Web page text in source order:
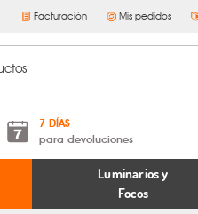
Facturación Mis pedidos
7 DÍAS
para devoluciones
Términos y condiciones
Políticas de devolucionesLuminarios y
Focos